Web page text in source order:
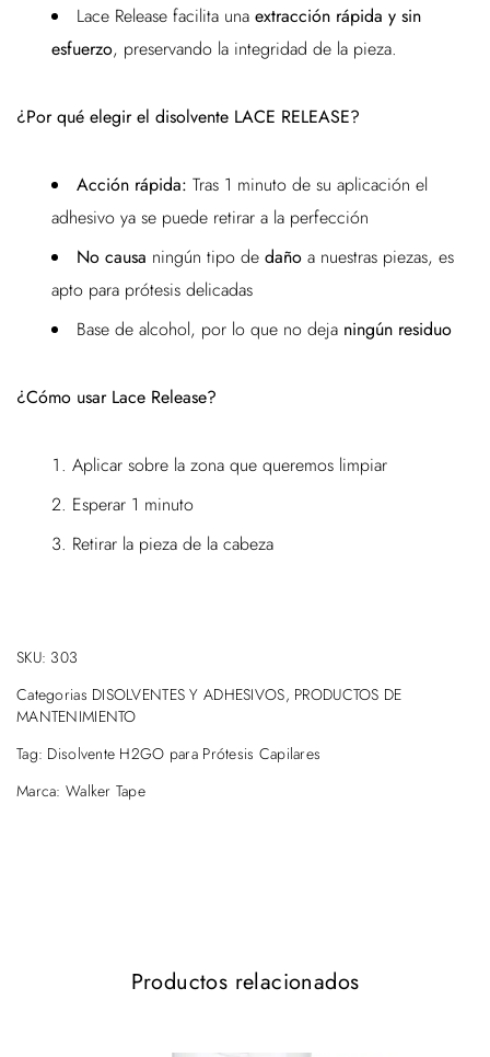
Lace Release facilita una extracción rápida y sin
esfuerzo, preservando la integridad de la pieza.
¿Por qué elegir el disolvente LACE RELEASE?
Acción rápida: Tras 1 minuto de su aplicación el
adhesivo ya se puede retirar a la perfección
No causa ningún tipo de daño a nuestras piezas, es
apto para prótesis delicadas
Base de alcohol, por lo que no deja ningún residuo
¿Cómo usar Lace Release?
Aplicar sobre la zona que queremos limpiar
Esperar 1 minuto
Retirar la pieza de la cabeza
SKU: 303
Categorias DISOLVENTES Y ADHESIVOS, PRODUCTOS DE
MANTENIMIENTO
Tag: Disolvente H2GO para Prótesis Capilares
Marca: Walker Tape
Productos relacionados